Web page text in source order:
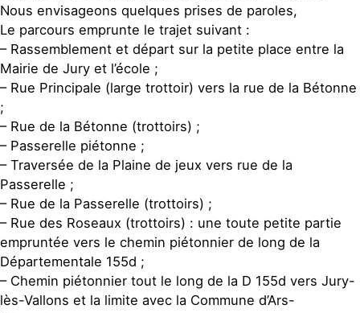
Nous envisageons quelques prises de paroles,
Le parcours emprunte le trajet suivant :
– Rassemblement et départ sur la petite place entre la
Mairie de Jury et l’école ;
– Rue Principale (large trottoir) vers la rue de la Bétonne
;
– Rue de la Bétonne (trottoirs) ;
– Passerelle piétonne ;
– Traversée de la Plaine de jeux vers rue de la
Passerelle ;
– Rue de la Passerelle (trottoirs) ;
– Rue des Roseaux (trottoirs) : une toute petite partie
empruntée vers le chemin piétonnier de long de la
Départementale 155d ;
– Chemin piétonnier tout le long de la D 155d vers Jury-
lès-Vallons et la limite avec la Commune d’Ars-